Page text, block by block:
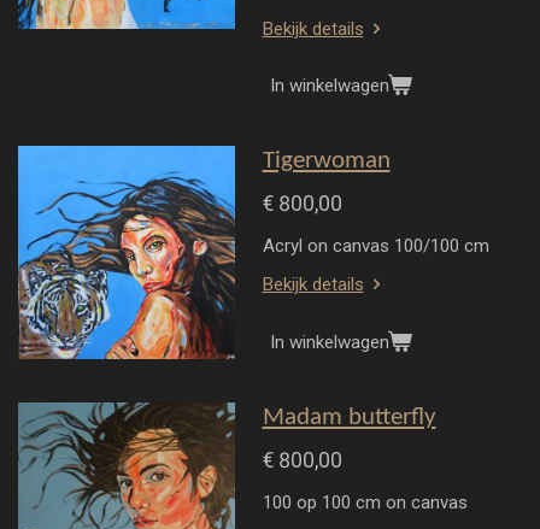
Bekijk details
In winkelwagen
Tigerwoman
€ 800,00
Acryl on canvas 100/100 cm
Bekijk details
In winkelwagen
Madam butterfly
€ 800,00
100 op 100 cm on canvas